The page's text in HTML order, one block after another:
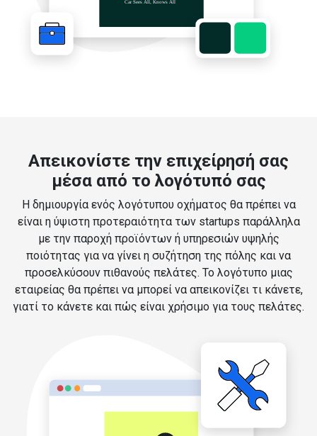
Απεικονίστε την επιχείρησή σας
μέσα από το λογότυπό σας
Η δημιουργία ενός λογότυπου οχήματος θα πρέπει να
είναι η ύψιστη προτεραιότητα των startups παράλληλα
με την παροχή προϊόντων ή υπηρεσιών υψηλής
ποιότητας για να γίνει η συζήτηση της πόλης και να
προσελκύσουν πιθανούς πελάτες. Το λογότυπο μιας
εταιρείας θα πρέπει να μπορεί να απεικονίζει τι κάνετε,
γιατί το κάνετε και πώς είναι χρήσιμο για τους πελάτες.